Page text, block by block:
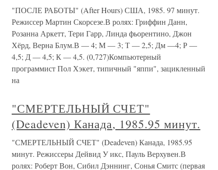
"ПОСЛЕ РАБОТЫ" (After Hours) США, 1985. 97 минут.
Режиссер Мартин Скорсезе.В ролях: Гриффин Данн,
Розанна Аркетт, Тери Гарр, Линда фьорентино, Джон
Хёрд, Верна Блум.В — 4; М — 3; Т — 2,5; Дм —4; Р —
4,5; Д — 4,5; К — 4,5. (0,727)Компьютерный
программист Пол Хэкет, типичный "яппи", зацикленный
на
"СМЕРТЕЛЬНЫЙ СЧЕТ"
(Deadeven) Канада, 1985.95 минут.
"СМЕРТЕЛЬНЫЙ СЧЕТ" (Deadeven) Канада, 1985.95
минут. Режиссеры Дейвид У икс, Пауль Верхувен.В
ролях: Роберт Вон, Сибил Дэннинг, Сонья Смитс (первая